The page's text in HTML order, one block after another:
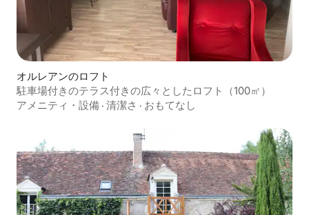
オルレアンのロフト
駐車場付きのテラス付きの広々としたロフト（100㎡）
アメニティ・設備 · 清潔さ · おもてなし